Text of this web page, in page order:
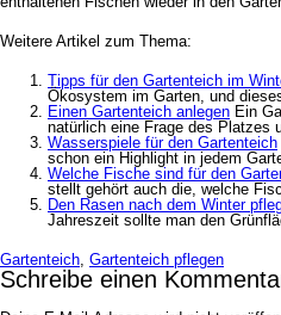
Weitere Artikel zum Thema:
Tipps für den Gartenteich im
Ökosystem im Garten, und
Einen Gartenteich anlegen Ein
natürlich eine Frage des Platzes
Wasserspiele für den Gartenteich
schon ein Highlight in jedem
Welche Fische sind für den
stellt gehört auch die, welche
Den Rasen nach dem Winter
Jahreszeit sollte man den
Gartenteich, Gartenteich pflegen
Schreibe einen